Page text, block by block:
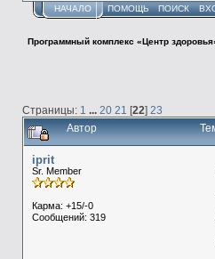
НАЧАЛО ПОМОЩЬ ПОИСК
Программный комплекс «Центр
Страницы: 1 ... 20 21 [22] 23
Автор
iprit
Sr. Member
Карма: +15/-0
Сообщений: 319